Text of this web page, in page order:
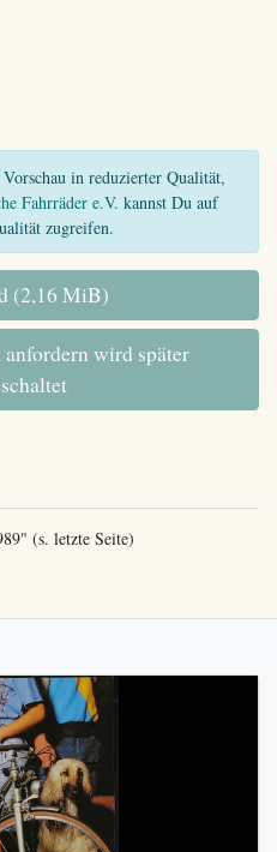
in reduzierter Qualität,
Fahrräder e.V. kannst Du auf
zugreifen.
(2,16 MiB)
wird später
(s. letzte Seite)